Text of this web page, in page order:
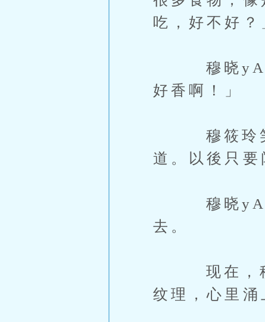
吃，好不好？
穆晓yAn凑
好香啊！」
穆筱玲笑着
道。以後只要
穆晓yAn笑
去。
现在，穆
纹理，心里涌